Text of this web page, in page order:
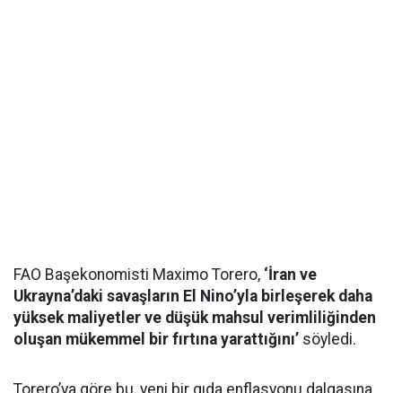
FAO Başekonomisti Maximo Torero, ‘İran ve
Ukrayna’daki savaşların El Nino’yla birleşerek daha
yüksek maliyetler ve düşük mahsul verimliliğinden
oluşan mükemmel bir fırtına yarattığını’ söyledi.
Torero’ya göre bu, yeni bir gıda enflasyonu dalgasına